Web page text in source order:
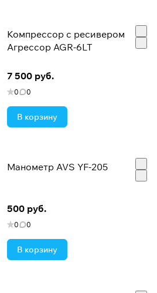
Компрессор с ресивером
Агрессор AGR-6LT
7 500 руб.
0 0
В корзину
Манометр AVS YF-205
500 руб.
0 0
В корзину